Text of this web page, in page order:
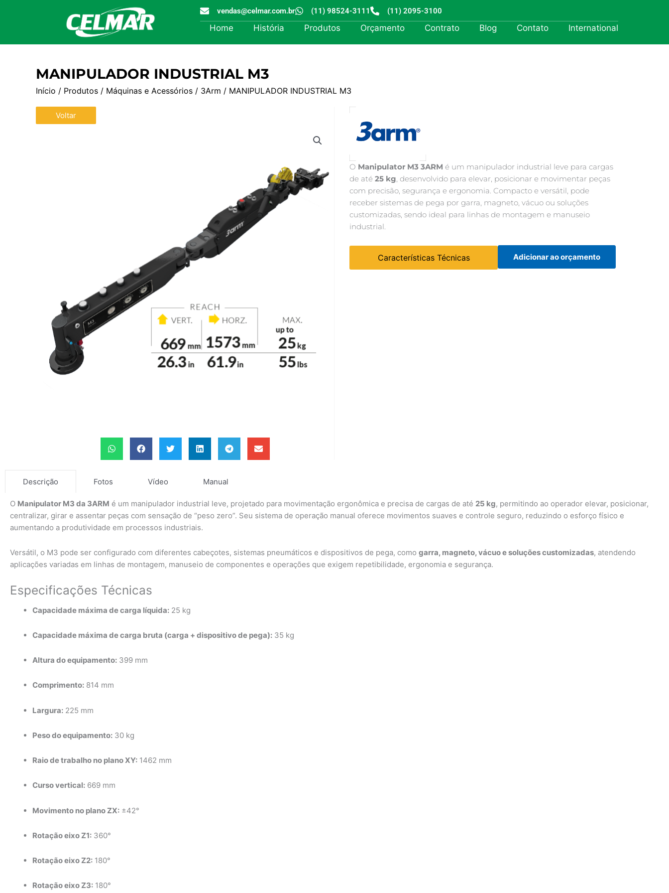
vendas@celmar.com.br (11) 98524-3111 (11) 2095-3100
Home História Produtos Orçamento Contrato Blog Contato International
MANIPULADOR INDUSTRIAL M3
Início / Produtos / Máquinas e Acessórios / 3Arm / MANIPULADOR INDUSTRIAL M3
Voltar
O Manipulator M3 3ARM é um manipulador industrial leve para cargas
de até 25 kg, desenvolvido para elevar, posicionar e movimentar peças
com precisão, segurança e ergonomia. Compacto e versátil, pode
receber sistemas de pega por garra, magneto, vácuo ou soluções
customizadas, sendo ideal para linhas de montagem e manuseio
industrial.
Características Técnicas Adicionar ao orçamento
Descrição Fotos Vídeo Manual
O Manipulator M3 da 3ARM é um manipulador industrial leve, projetado para movimentação ergonômica e precisa de cargas de até 25 kg, permitindo ao operador elevar, posicionar,
centralizar, girar e assentar peças com sensação de “peso zero”. Seu sistema de operação manual oferece movimentos suaves e controle seguro, reduzindo o esforço físico e
aumentando a produtividade em processos industriais.
Versátil, o M3 pode ser configurado com diferentes cabeçotes, sistemas pneumáticos e dispositivos de pega, como garra, magneto, vácuo e soluções customizadas, atendendo
aplicações variadas em linhas de montagem, manuseio de componentes e operações que exigem repetibilidade, ergonomia e segurança.
Especificações Técnicas
Capacidade máxima de carga líquida: 25 kg
Capacidade máxima de carga bruta (carga + dispositivo de pega): 35 kg
Altura do equipamento: 399 mm
Comprimento: 814 mm
Largura: 225 mm
Peso do equipamento: 30 kg
Raio de trabalho no plano XY: 1462 mm
Curso vertical: 669 mm
Movimento no plano ZX: ±42°
Rotação eixo Z1: 360°
Rotação eixo Z2: 180°
Rotação eixo Z3: 180°